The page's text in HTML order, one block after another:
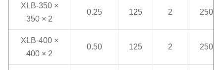
XLB-350 ×
350 × 2
0.25 125 2 250
XLB-400 ×
400 × 2
0.50 125 2 250